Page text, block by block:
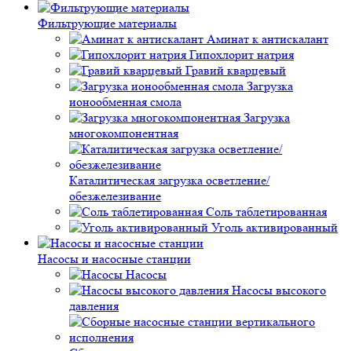
Фильтрующие материалы
Аминат к антискалант
Гипохлорит натрия
Гравий кварцевый
Загрузка
ионообменная смола
Загрузка
многокомпонентная
Каталитическая загрузка осветление/
обезжелезивание
Соль таблетированная
Уголь активированный
Насосы и насосные станции
Насосы
Насосы высокого
давления